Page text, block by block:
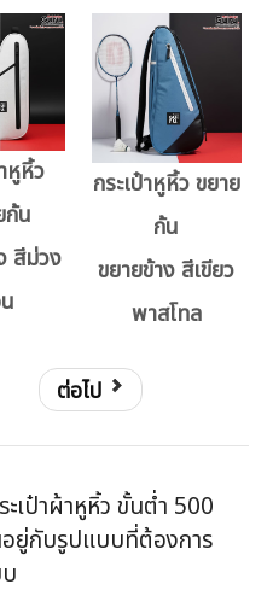
หูหิ้ว
ก้น
สีม่วง
กระเป๋าหูหิ้ว ขยาย
ก้น
ขยายข้าง สีเขียว
พาสโทล
ต่อไป
ะเป๋าผ้าหูหิ้ว ขั้นต่ำ 500
ยู่กับรูปแบบที่ต้องการ